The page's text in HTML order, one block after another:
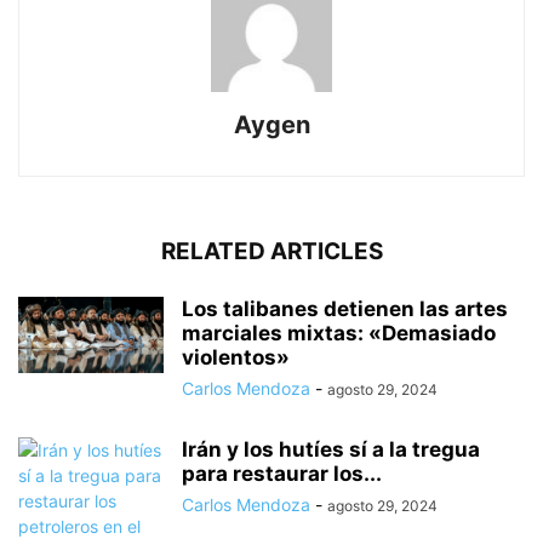
Aygen
RELATED ARTICLES
Los talibanes detienen las artes
marciales mixtas: «Demasiado
violentos»
Carlos Mendoza - agosto 29, 2024
Irán y los hutíes sí a la tregua
para restaurar los...
Carlos Mendoza - agosto 29, 2024